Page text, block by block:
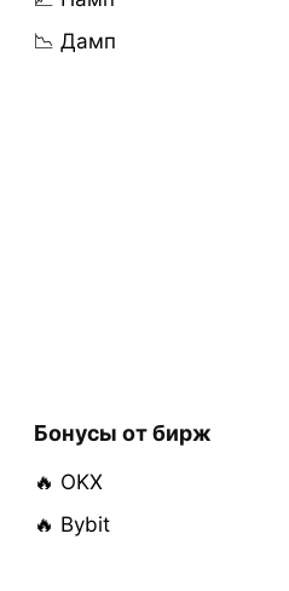
📉 Дамп
Бонусы от бирж
🔥 OKX
🔥 Bybit